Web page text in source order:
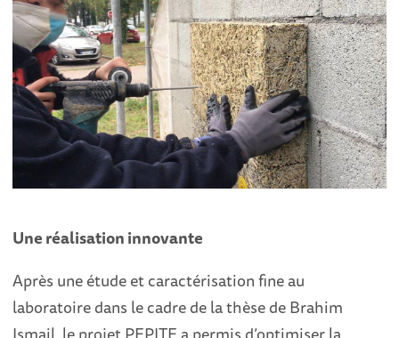
Une réalisation innovante
Après une étude et caractérisation fine au
laboratoire dans le cadre de la thèse de Brahim